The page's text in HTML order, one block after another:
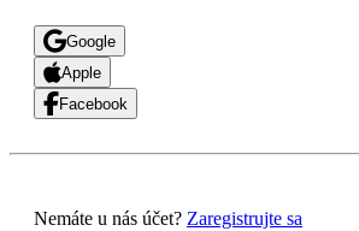
Google
Apple
Facebook
Nemáte u nás účet? Zaregistrujte sa